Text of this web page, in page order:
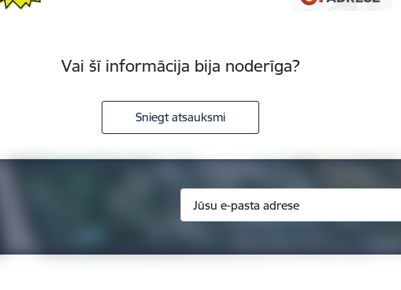
Vai šī informācija bija noderīga?
Sniegt atsauksmi